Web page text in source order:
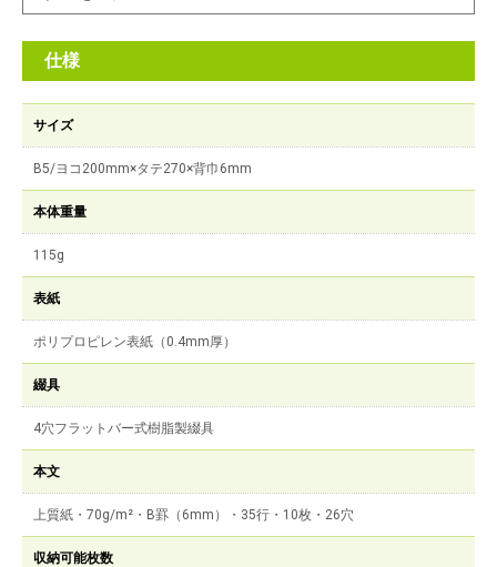
仕様
サイズ
B5/ヨコ200mm×タテ270×背巾6mm
本体重量
115g
表紙
ポリプロピレン表紙（0.4mm厚）
綴具
4穴フラットバー式樹脂製綴具
本文
上質紙・70g/m²・B罫（6mm）・35行・10枚・26穴
収納可能枚数